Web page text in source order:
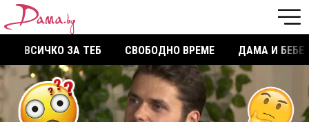
ВСИЧКО ЗА ТЕБ СВОБОДНО ВРЕМЕ ДАМА И БЕБЕ